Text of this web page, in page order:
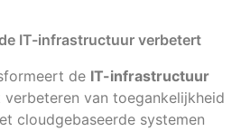
IT-infrastructuur verbetert
de IT-infrastructuur
van toegankelijkheid
cloudgebaseerde systemen